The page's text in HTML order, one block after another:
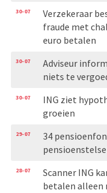
30-07
Verzekeraar
fraude met
euro betalen
30-07
Adviseur
niets te
30-07
ING ziet
groeien
29-07
34
28-07
Scanner ING
betalen alleen